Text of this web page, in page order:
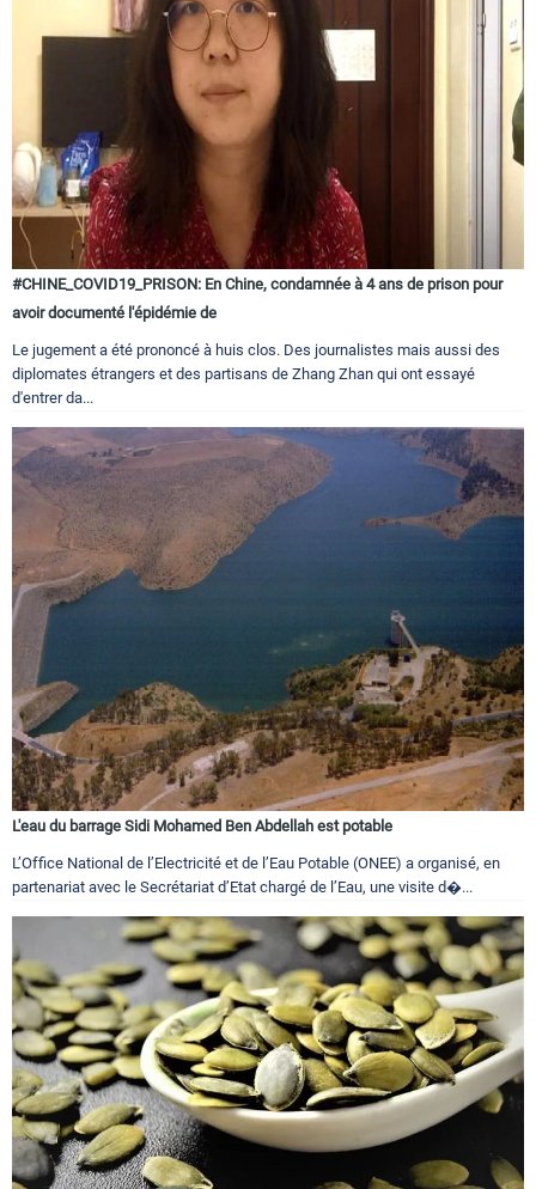
#CHINE_COVID19_PRISON: En Chine, condamnée à 4 ans de prison pour
avoir documenté l'épidémie de
Le jugement a été prononcé à huis clos. Des journalistes mais aussi des
diplomates étrangers et des partisans de Zhang Zhan qui ont essayé
d'entrer da...
L'eau du barrage Sidi Mohamed Ben Abdellah est potable
L’Office National de l’Electricité et de l’Eau Potable (ONEE) a organisé, en
partenariat avec le Secrétariat d’Etat chargé de l’Eau, une visite d�...